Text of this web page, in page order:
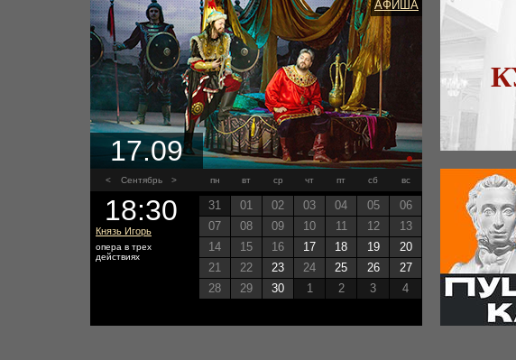
АФИША
< Сентябрь > пн вт ср чт пт сб вс
31 01 02 03 04 05
06
07
08 09 10 11 12
13
14
15 16 17 18 19
20
21
22 23 24 25 26
27
28
29 30 1 2 3 4
17.09
18:30
Князь Игорь
опера в трех
действиях